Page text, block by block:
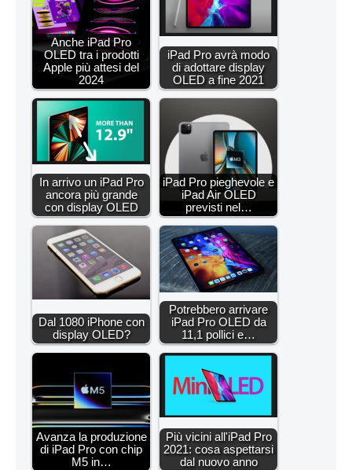
Anche iPad Pro
OLED tra i prodotti
Apple più attesi del
2024
iPad Pro avrà modo
di adottare display
OLED a fine 2021
In arrivo un iPad Pro
ancora più grande
con display OLED
iPad Pro pieghevole e
iPad Air OLED
previsti nel…
Dal 1080 iPhone con
display OLED?
Potrebbero arrivare
iPad Pro OLED da
11,1 pollici e…
Avanza la produzione
di iPad Pro con chip
M5 in…
Più vicini all'iPad Pro
2021: cosa aspettarsi
dal nuovo anno